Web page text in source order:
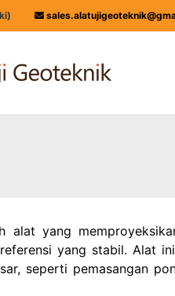
alat yang
yang stabil. Alat
seperti pemasangan